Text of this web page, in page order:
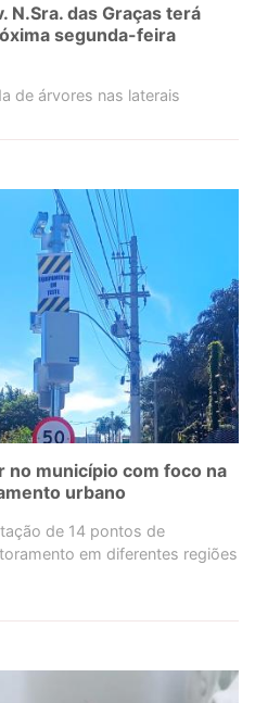
N.Sra. das Graças terá
segunda-feira
de árvores nas laterais
no município com foco na
urbano
de 14 pontos de
em diferentes regiões